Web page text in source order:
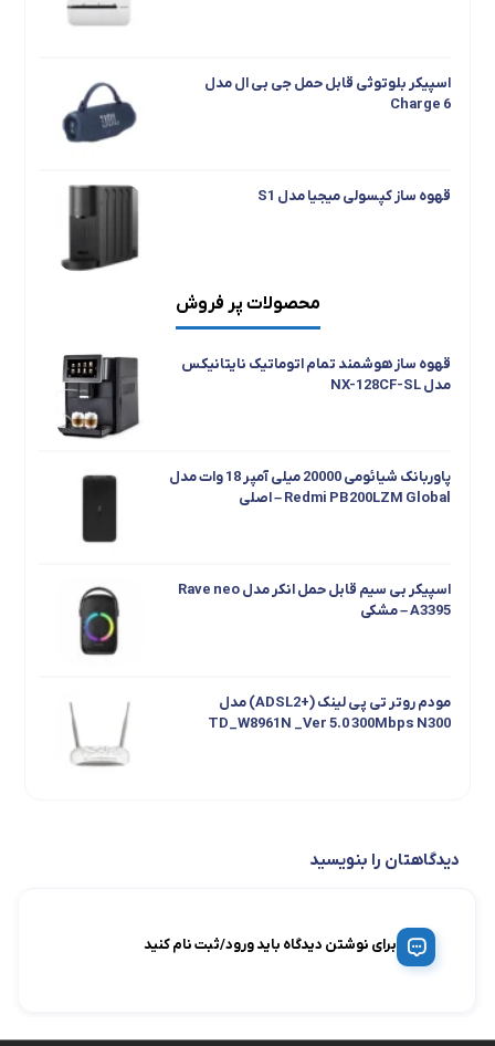
اسپیکر بلوتوثی قابل حمل جی بی ال مدل
Charge 6
قهوه ساز کپسولی میجیا مدل S1
جارو رباتیک هوشمند شیائومی مدل S40C
محصولات پر فروش
قهوه ساز هوشمند تمام اتوماتیک نایتانیکس
مدل NX-128CF-SL
پاوربانک شیائومی 20000 میلی آمپر 18 وات مدل
Redmi PB200LZM Global – اصلی
اسپیکر بی سیم قابل حمل انکر مدل Rave neo
A3395 – مشکی
مودم روتر تی پی لینک (+ADSL2) مدل
TD_W8961N _Ver 5.0 300Mbps N300
دیدگاهتان را بنویسید
برای نوشتن دیدگاه باید ورود/ثبت نام کنید